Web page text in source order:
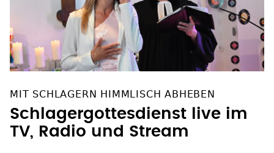
MIT SCHLAGERN HIMMLISCH ABHEBEN
Schlagergottesdienst live im
TV, Radio und Stream